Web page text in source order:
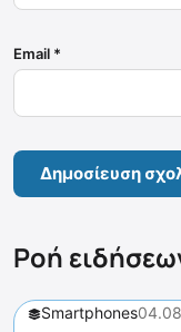
Email *
Ροή
Smartphones